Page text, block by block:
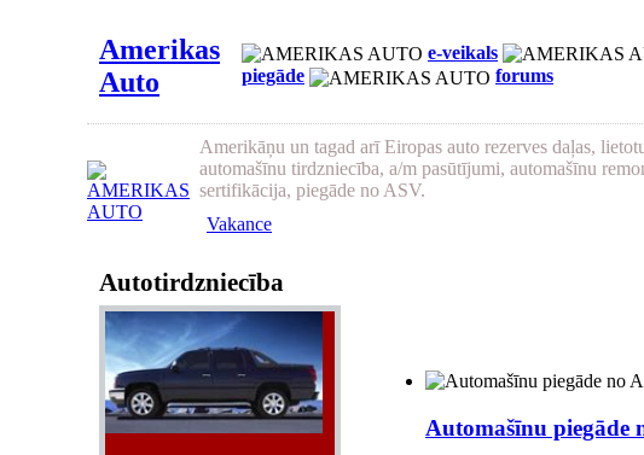
Amerikas
Auto
e-veikals
piegāde
forums
Amerikāņu un tagad arī Eiropas auto rezerves daļas,
automašīnu tirdzniecība, a/m pasūtījumi, automašīnu
sertifikācija, piegāde no ASV.
Vakance
Autotirdzniecība
Automašīnu piegāde